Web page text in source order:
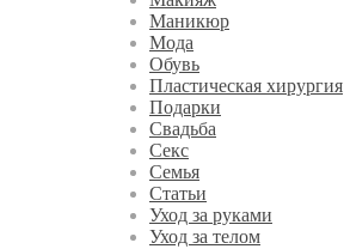
Маникюр
Мода
Обувь
Пластическая хирургия
Подарки
Свадьба
Секс
Семья
Статьи
Уход за руками
Уход за телом